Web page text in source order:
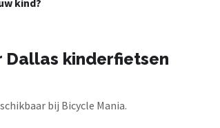
kind?
Dallas kinderfietsen
bij Bicycle Mania.